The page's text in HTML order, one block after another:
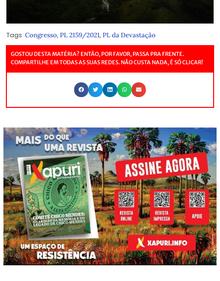
Tags: Congresso, PL 2159/2021, PL da Devastação
GOSTOU DESTA MATÉRIA? ENTÃO, POR FAVOR, PASSA PRA FRENTE.
COMPARTILHE EM TODAS AS SUAS REDES. NÃO CUSTA NADA, É SÓ CLICAR!